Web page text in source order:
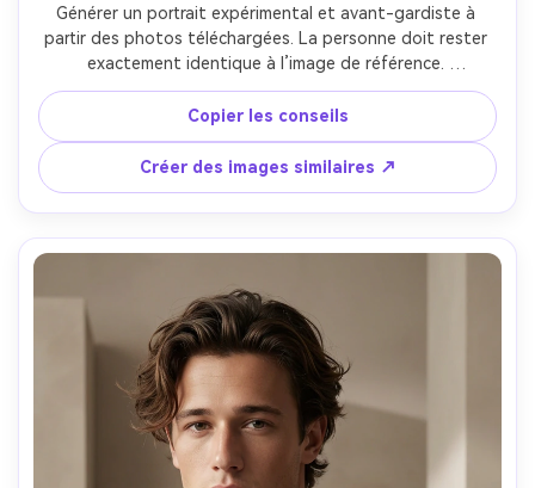
Générer un portrait expérimental et avant-gardiste à
partir des photos téléchargées. La personne doit rester
exactement identique à l’image de référence.
Composition non conventionnelle, cadrage excentrique,
motifs d’éclairage abstraits. Style photographique d'art
moderne, conceptuel et langage visuel audacieux. Rendu
réaliste avec expression artistique. Pas de caricatures,
pas d'illustrations, pas de distorsions surréalistes du
visage.
Copier les conseils
Créer des images similaires ↗